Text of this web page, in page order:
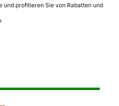
und profitieren Sie von Rabatten und